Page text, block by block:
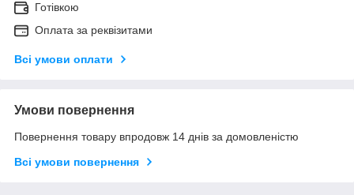
Готівкою
Оплата за реквізитами
Всі умови оплати
Умови повернення
Повернення товару впродовж 14 днів за домовленістю
Всі умови повернення